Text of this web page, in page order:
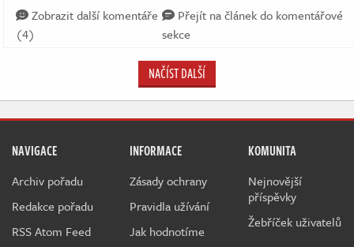
Zobrazit další komentáře
(4)
Přejít na článek do komentářové
sekce
NAČÍST DALŠÍ
NAVIGACE
Archiv pořadu
Redakce pořadu
RSS Atom Feed
INFORMACE
Zásady ochrany
Pravidla užívání
Jak hodnotíme
KOMUNITA
Nejnovější
příspěvky
Žebříček uživatelů